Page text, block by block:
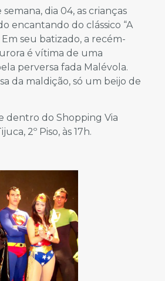
dia 04, as crianças
encantando do clássico “A
seu batizado, a recém-
é vítima de uma
perversa fada Malévola.
da maldição, só um beijo de
dentro do Shopping Via
2º Piso, às 17h.